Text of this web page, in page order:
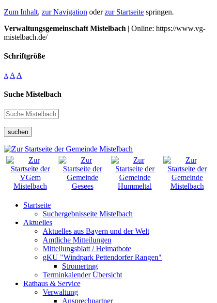
Zum Inhalt, zur Navigation oderzur Startseite springen.
Verwaltungsgemeinschaft Mistelbach | Online: https://www.vg-
mistelbach.de/
Schriftgröße
A A A
Suche Mistelbach
suchen
Startseite
Suchergebnisseite Mistelbach
Aktuelles
Aktuelles aus Bayern und der Welt
Amtliche Mitteilungen
Mitteilungsblatt / Heimatbote
gKU "Windpark Pettendorfer Rangen"
Stromertrag
Terminkalender Übersicht
Rathaus & Service
Verwaltung
Ansprechpartner